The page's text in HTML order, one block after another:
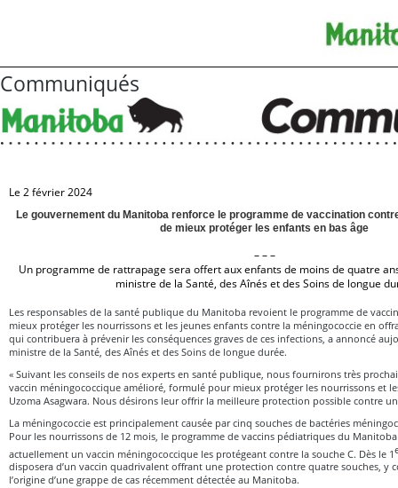
Communiqués
Le 2 février 2024
Le gouvernement du Manitoba renforce le programme de vaccination
de mieux protéger les enfants en bas âge
– – –
Un programme de rattrapage sera offert aux enfants de moins de quatre
ministre de la Santé, des Aînés et des Soins de longue
Les responsables de la santé publique du Manitoba revoient le programme de
mieux protéger les nourrissons et les jeunes enfants contre la méningococcie en
qui contribuera à prévenir les conséquences graves de ces infections, a annoncé
ministre de la Santé, des Aînés et des Soins de longue durée.
« Suivant les conseils de nos experts en santé publique, nous fournirons très
vaccin méningococcique amélioré, formulé pour mieux protéger les nourrissons et
Uzoma Asagwara. Nous désirons leur offrir la meilleure protection possible contre
La méningococcie est principalement causée par cinq souches de bactéries
Pour les nourrissons de 12 mois, le programme de vaccins pédiatriques du
actuellement un vaccin méningococcique les protégeant contre la souche C. Dès le 1
disposera d’un vaccin quadrivalent offrant une protection contre quatre souches, y
l’origine d’une grappe de cas récemment détectée au Manitoba.